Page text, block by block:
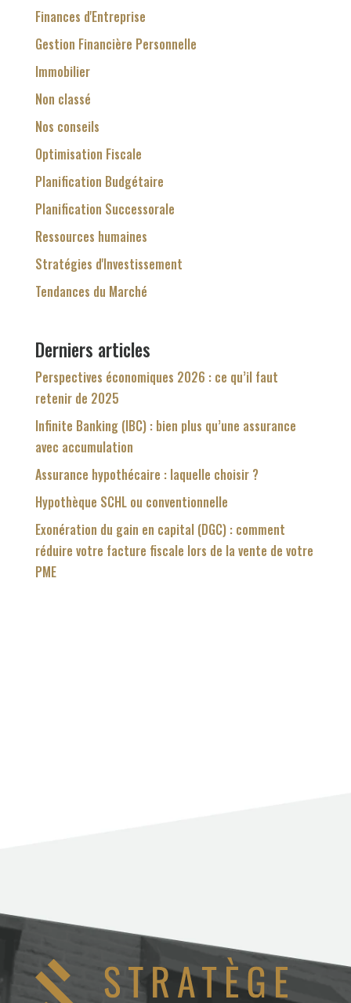
Finances d'Entreprise
Gestion Financière Personnelle
Immobilier
Non classé
Nos conseils
Optimisation Fiscale
Planification Budgétaire
Planification Successorale
Ressources humaines
Stratégies d'Investissement
Tendances du Marché
Derniers articles
Perspectives économiques 2026 : ce qu’il faut
retenir de 2025
Infinite Banking (IBC) : bien plus qu’une assurance
avec accumulation
Assurance hypothécaire : laquelle choisir ?
Hypothèque SCHL ou conventionnelle
Exonération du gain en capital (DGC) : comment
réduire votre facture fiscale lors de la vente de votre
PME